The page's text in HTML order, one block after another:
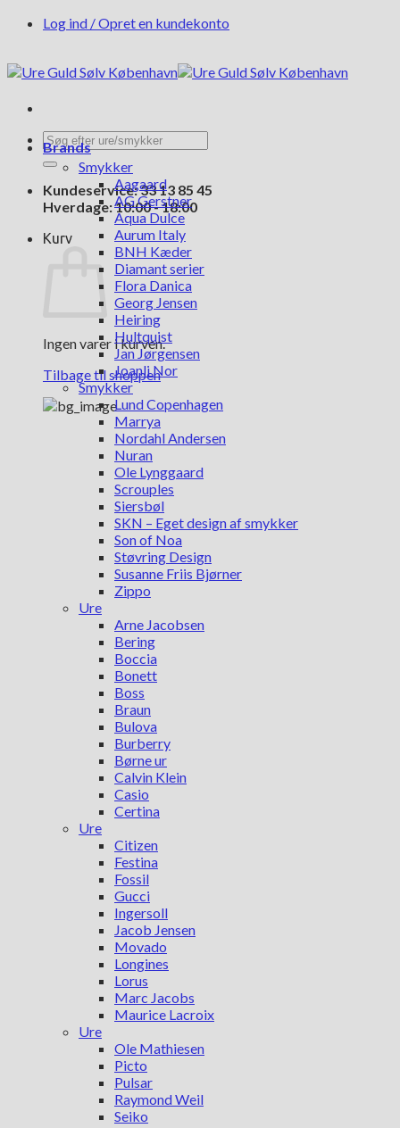
FortsætLog ind / Opret en kundekonto
Søg
efter:
Kundeservice: 33 13 85 45
Hverdage: 10:00 - 18:00
Kurv
Ingen varer i kurven.
Tilbage til shoppen
Brands
Smykker
Aagaard
AG Gerstner
Aqua Dulce
Aurum Italy
BNH Kæder
Diamant serier
Flora Danica
Georg Jensen
Heiring
Hultquist
Jan Jørgensen
Joanli Nor
Smykker
Lund Copenhagen
Marrya
Nordahl Andersen
Nuran
Ole Lynggaard
Scrouples
Siersbøl
SKN – Eget design af smykker
Son of Noa
Støvring Design
Susanne Friis Bjørner
Zippo
Ure
Arne Jacobsen
Bering
Boccia
Bonett
Boss
Braun
Bulova
Burberry
Børne ur
Calvin Klein
Casio
Certina
Ure
Citizen
Festina
Fossil
Gucci
Ingersoll
Jacob Jensen
Movado
Longines
Lorus
Marc Jacobs
Maurice Lacroix
Ure
Ole Mathiesen
Picto
Pulsar
Raymond Weil
Seiko